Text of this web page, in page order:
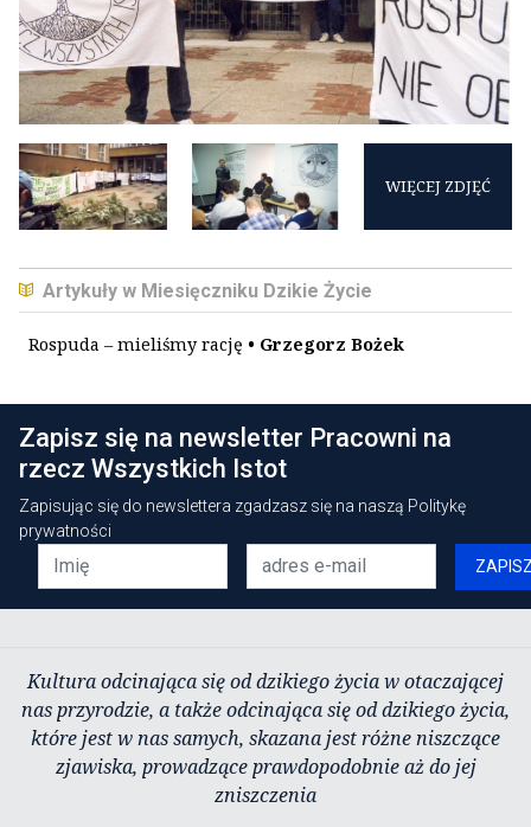
WIĘCEJ ZDJĘĆ
Artykuły w Miesięczniku Dzikie Życie
Rospuda – mieliśmy rację • Grzegorz Bożek
Zapisz się na newsletter Pracowni na
rzecz Wszystkich Istot
Zapisując się do newslettera zgadzasz się na naszą Politykę
prywatności
Kultura odcinająca się od dzikiego życia w otaczającej
nas przyrodzie, a także odcinająca się od dzikiego życia,
które jest w nas samych, skazana jest różne niszczące
zjawiska, prowadzące prawdopodobnie aż do jej
zniszczenia